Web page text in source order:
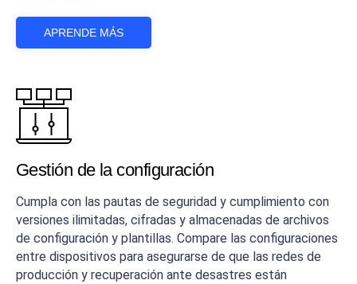
APRENDE MÁS
Gestión de la configuración
Cumpla con las pautas de seguridad y cumplimiento con
versiones ilimitadas, cifradas y almacenadas de archivos
de configuración y plantillas. Compare las configuraciones
entre dispositivos para asegurarse de que las redes de
producción y recuperación ante desastres están